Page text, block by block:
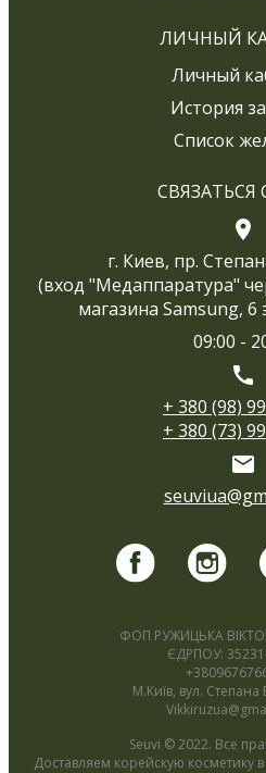
ЛИЧНЫЙ
Личный
История
Список
СВЯЗАТЬСЯ
г. Киев, пр.
(вход "Медаппаратура"
магазина Samsung,
09:00 -
+ 380 (98)
+ 380 (73)
ФОП РУЖИЦЬКА
ЄДРПОУ:
М.Київ, вул.
Seuvi © 2022. Все
Доставляем корейскую косметику